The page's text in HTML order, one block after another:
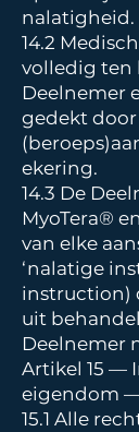
nalatigheid.
14.2
volledig ten
Deelnemer
gedekt door
ekering.
14.3 De
MyoTera®
van elke
‘nalatige
instruction)
uit
Deelnemer
Artikel 15 —
eigendom
15.1 Alle